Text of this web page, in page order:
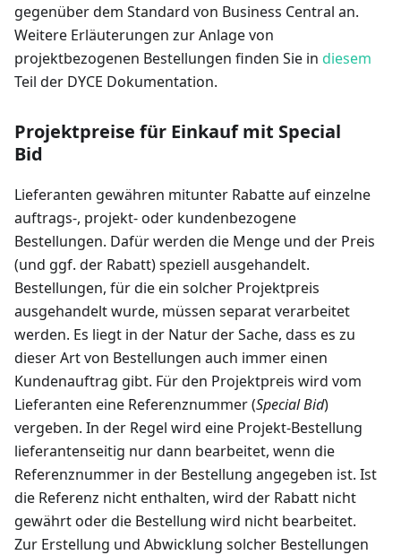
gegenüber dem Standard von Business Central an.
Weitere Erläuterungen zur Anlage von
projektbezogenen Bestellungen finden Sie in diesem
Teil der DYCE Dokumentation.
Projektpreise für Einkauf mit Special
Bid
Lieferanten gewähren mitunter Rabatte auf einzelne
auftrags-, projekt- oder kundenbezogene
Bestellungen. Dafür werden die Menge und der Preis
(und ggf. der Rabatt) speziell ausgehandelt.
Bestellungen, für die ein solcher Projektpreis
ausgehandelt wurde, müssen separat verarbeitet
werden. Es liegt in der Natur der Sache, dass es zu
dieser Art von Bestellungen auch immer einen
Kundenauftrag gibt. Für den Projektpreis wird vom
Lieferanten eine Referenznummer (Special Bid)
vergeben. In der Regel wird eine Projekt-Bestellung
lieferantenseitig nur dann bearbeitet, wenn die
Referenznummer in der Bestellung angegeben ist. Ist
die Referenz nicht enthalten, wird der Rabatt nicht
gewährt oder die Bestellung wird nicht bearbeitet.
Zur Erstellung und Abwicklung solcher Bestellungen